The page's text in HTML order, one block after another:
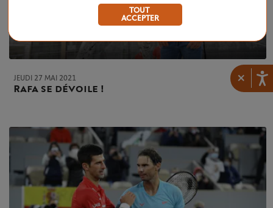
×
JEUDI 27 MAI 2021
Rafa se dévoile !
TOUT
ACCEPTER